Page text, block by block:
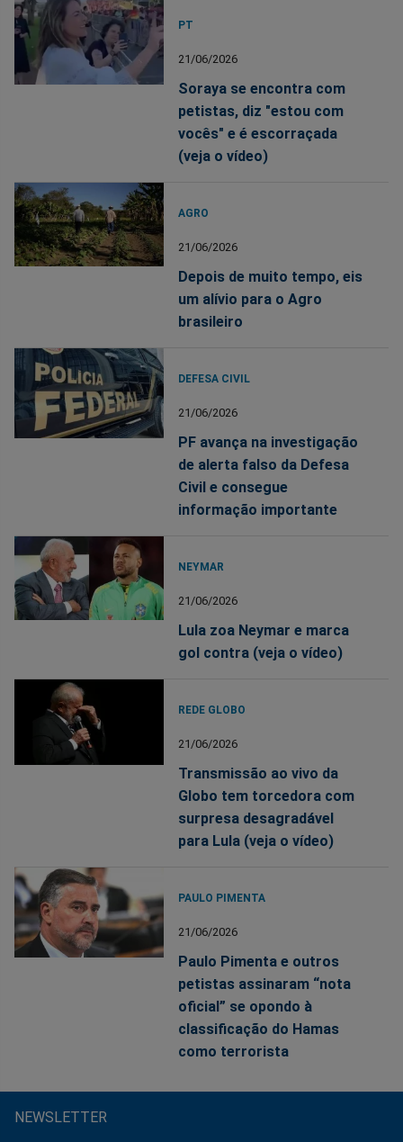
PT
21/06/2026
Soraya se encontra com
petistas, diz "estou com
vocês" e é escorraçada
(veja o vídeo)
AGRO
21/06/2026
Depois de muito tempo, eis
um alívio para o Agro
brasileiro
DEFESA CIVIL
21/06/2026
PF avança na investigação
de alerta falso da Defesa
Civil e consegue
informação importante
NEYMAR
21/06/2026
Lula zoa Neymar e marca
gol contra (veja o vídeo)
REDE GLOBO
21/06/2026
Transmissão ao vivo da
Globo tem torcedora com
surpresa desagradável
para Lula (veja o vídeo)
PAULO PIMENTA
21/06/2026
Paulo Pimenta e outros
petistas assinaram “nota
oficial” se opondo à
classificação do Hamas
como terrorista
NEWSLETTER